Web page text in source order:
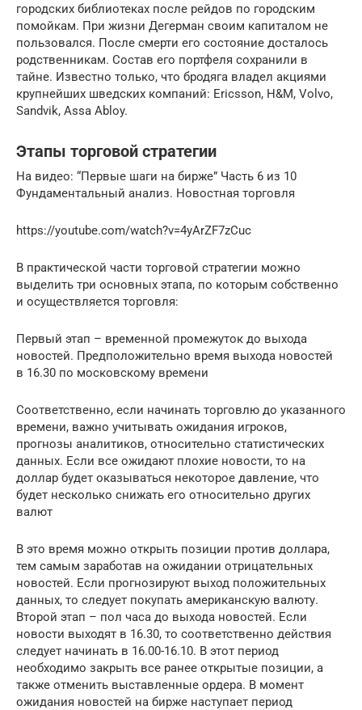
городских библиотеках после рейдов по городским
помойкам. При жизни Дегерман своим капиталом не
пользовался. После смерти его состояние досталось
родственникам. Состав его портфеля сохранили в
тайне. Известно только, что бродяга владел акциями
крупнейших шведских компаний: Ericsson, H&M, Volvo,
Sandvik, Assa Abloy.
Этапы торговой стратегии
На видео: “Первые шаги на бирже” Часть 6 из 10
Фундаментальный анализ. Новостная торговля
https://youtube.com/watch?v=4yArZF7zCuc
В практической части торговой стратегии можно
выделить три основных этапа, по которым собственно
и осуществляется торговля:
Первый этап – временной промежуток до выхода
новостей. Предположительно время выхода новостей
в 16.30 по московскому времени
Соответственно, если начинать торговлю до указанного
времени, важно учитывать ожидания игроков,
прогнозы аналитиков, относительно статистических
данных. Если все ожидают плохие новости, то на
доллар будет оказываться некоторое давление, что
будет несколько снижать его относительно других
валют
В это время можно открыть позиции против доллара,
тем самым заработав на ожидании отрицательных
новостей. Если прогнозируют выход положительных
данных, то следует покупать американскую валюту.
Второй этап – пол часа до выхода новостей. Если
новости выходят в 16.30, то соответственно действия
следует начинать в 16.00-16.10. В этот период
необходимо закрыть все ранее открытые позиции, а
также отменить выставленные ордера. В момент
ожидания новостей на бирже наступает период